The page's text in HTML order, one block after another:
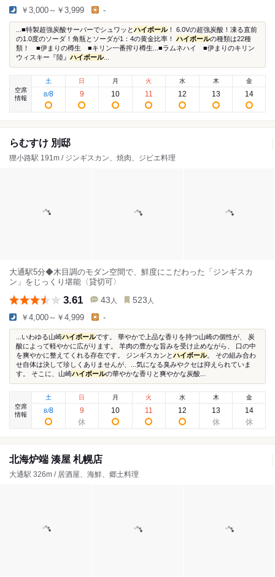
￥3,000～￥3,999 -
...■特製超強炭酸サーバーでシュワッとハイボール！ 6.0Vの超強炭酸！凍る直前
の1.0度のソーダ！角瓶とソーダが1：4の黄金比率！ ハイボールの種類は22種
類！ ■伊まりの樽生 ■キリン一番搾り樽生...■ラムネハイ ■伊まりのキリン
ウィスキー『陸』 ハイボール...
空席
情報
土
8/8
日
9
月
10
火
11
水
12
木
13
金
14
らむすけ 別邸
狸小路駅 191m / ジンギスカン、焼肉、ジビエ料理
大通駅5分◆木目調のモダン空間で、鮮度にこだわった「ジンギスカ
ン」をじっくり堪能〈貸切可〉
3.61 43 人 523 人
￥4,000～￥4,999 -
...いわゆる山崎ハイボールです。 華やかで上品な香りを持つ山崎の個性が、 炭
酸によって軽やかに広がります。 羊肉の豊かな旨みを受け止めながら、 口の中
を爽やかに整えてくれる存在です。 ジンギスカンとハイボール。 その組み合わ
せ自体は決して珍しくありませんが、...気になる臭みやクセは抑えられていま
す。 そこに、山崎ハイボールの華やかな香りと爽やかな炭酸...
空席
情報
土
8/8
日
9
月
10
火
11
水
12
木
13
金
14
北海炉端 湊屋 札幌店
大通駅 326m / 居酒屋、海鮮、郷土料理